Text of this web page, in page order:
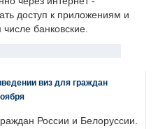
доступ к приложениям и
банковские.
виз для граждан
России и Белоруссии.